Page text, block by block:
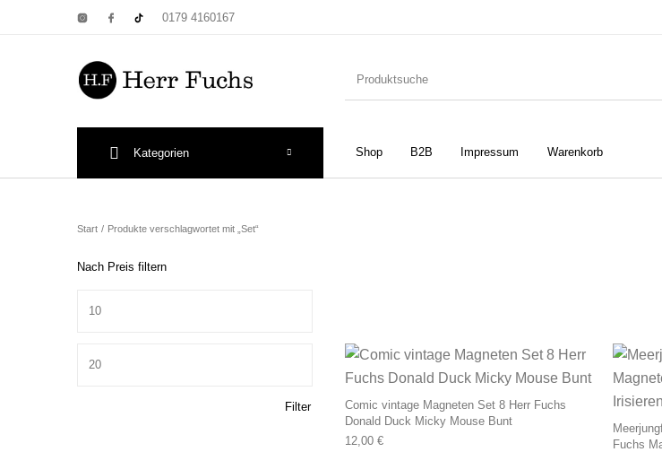
0179 4160167
Shop B2B Impressum Warenkorb
Kategorien
Start / Produkte verschlagwortet mit „Set“
Nach Preis filtern
Filter
Comic vintage Magneten Set 8 Herr Fuchs
Donald Duck Micky Mouse Bunt
12,00 €
Fuchs